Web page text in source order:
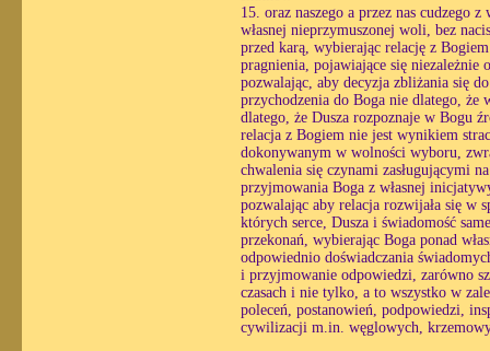
15. oraz naszego a przez nas cudzego
własnej nieprzymuszonej woli, bez
przed karą, wybierając relację z
pragnienia, pojawiające się
pozwalając, aby decyzja zbliżania się
przychodzenia do Boga nie dlatego, że
dlatego, że Dusza rozpoznaje w Bogu
relacja z Bogiem nie jest wynikiem
dokonywanym w wolności wyboru,
chwalenia się czynami zasługującymi
przyjmowania Boga z własnej
pozwalając aby relacja rozwijała się w
których serce, Dusza i świadomość
przekonań, wybierając Boga ponad
odpowiednio doświadczania
i przyjmowanie odpowiedzi, zarówno
czasach i nie tylko, a to wszystko w
poleceń, postanowień, podpowiedzi,
cywilizacji m.in. węglowych,